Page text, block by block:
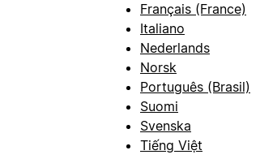
Français (France)
Italiano
Nederlands
Norsk
Português (Brasil)
Suomi
Svenska
Tiếng Việt